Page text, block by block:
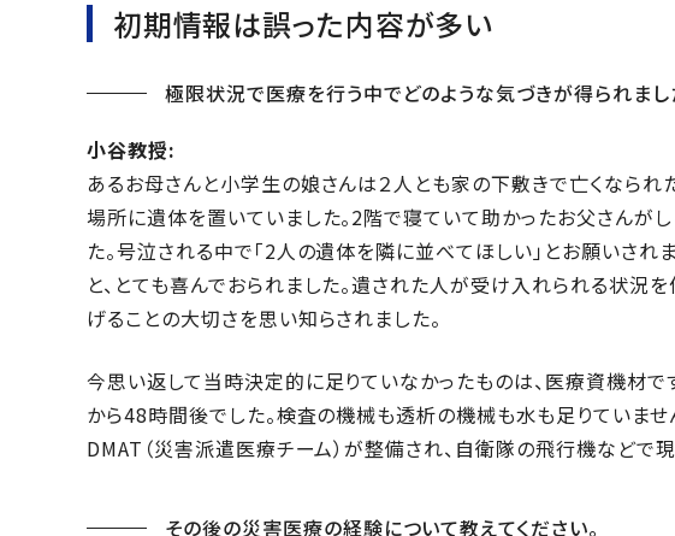
初期情報は誤った内容が多い
極限状況で医療を行う中でどのような気づきが得られまし
小谷教授:
あるお母さんと小学生の娘さんは２人とも家の下敷きで亡くなられ
場所に遺体を置いていました。2階で寝ていて助かったお父さんが
た。号泣される中で「2人の遺体を隣に並べてほしい」とお願いされ
と、とても喜んでおられました。遺された人が受け入れられる状況
げることの大切さを思い知らされました。
今思い返して当時決定的に足りていなかったものは、医療資機材
から48時間後でした。検査の機械も透析の機械も水も足りていませ
DMAT（災害派遣医療チーム）が整備され、自衛隊の飛行機などで
その後の災害医療の経験について教えてください。